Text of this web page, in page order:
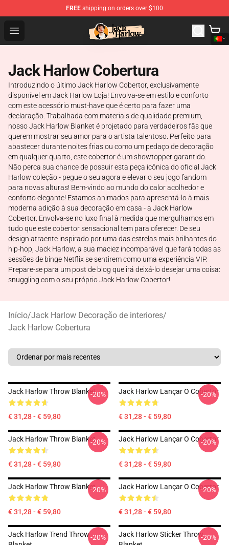
FREE shipping on orders over $100
Open menu
Jack Harlow Shop - Official Jack Harlow Merchandise
Jack Harlow Cobertura
Introduzindo o último Jack Harlow Cobertor, exclusivamente
disponível em Jack Harlow Loja! Envolva-se em estilo e conforto
com este acessório must-have que é certo para fazer uma
declaração. Trabalhada com materiais de qualidade premium,
nosso Jack Harlow Blanket é projetado para verdadeiros fãs que
querem mostrar seu amor para o artista talentoso. Perfeito para
abastecer durante noites frias ou como um pedaço de decoração
em qualquer quarto, este cobertor é um showtopper garantido.
Não perca sua chance de possuir esta peça icônica do oficial Jack
Harlow coleção - pegue o seu agora e elevar o seu jogo fandom
para novas alturas! Bem-vindo ao mundo do calor acolhedor e
conforto elegante! Estamos animados para apresentá-lo à mais
moderna adição à sua decoração em casa - a Jack Harlow
Cobertor. Envolva-se no luxo final à medida que mergulhamos em
tudo que este cobertor sensacional tem para oferecer. De seu
design atraente inspirado por uma das estrelas mais brilhantes do
hip-hop, Jack Harlow, a sua maciez incomparável que fará todas as
sessões de binge Netflix se sentirem como uma experiência VIP.
Prepare-se para um post de blog que irá deixá-lo desejar uma coisa:
snuggling com o seu próprio Jack Harlow Cobertor!
Início/Jack Harlow Decoração de interiores/
Jack Harlow Cobertura
Jack Harlow Throw Blanket
€ 31,28 - € 59,80
-20% Jack Harlow Lançar O Cobertor
€ 31,28 - € 59,80
-20%
Jack Harlow Throw Blanket
€ 31,28 - € 59,80
-20% Jack Harlow Lançar O Cobertor
€ 31,28 - € 59,80
-20%
Jack Harlow Throw Blanket
€ 31,28 - € 59,80
-20% Jack Harlow Lançar O Cobertor
€ 31,28 - € 59,80
-20%
Jack Harlow Trend Throw-20%
Jack Harlow Sticker Throw-20%